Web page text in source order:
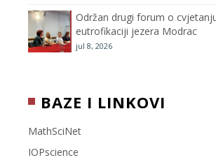
Održan drugi forum o
eutrofikaciji jezera Modrac
jul 8, 2026
BAZE I LINKOVI
MathSciNet
IOPscience